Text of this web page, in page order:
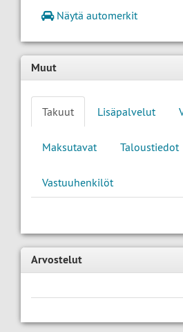
Näytä automerkit
Muut
Takuut Lisäpalvelut
Maksutavat Taloustiedot
Vastuuhenkilöt
Arvostelut